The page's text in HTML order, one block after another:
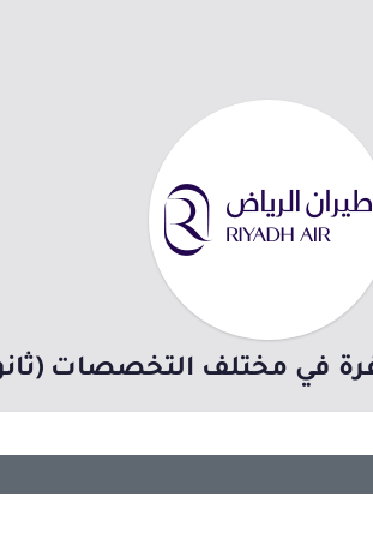
في مختلف التخصصات